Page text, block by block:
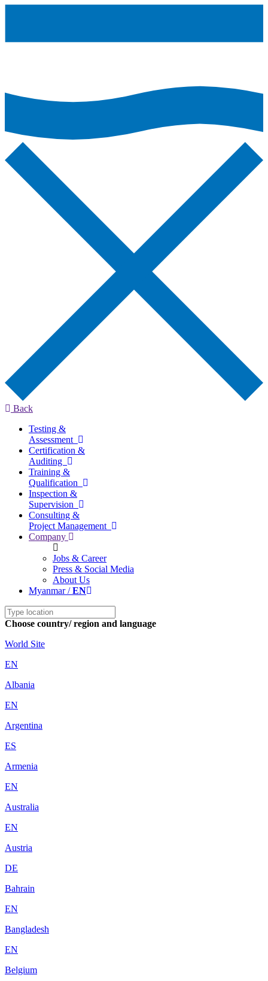
Back
Testing &
Assessment
Certification &
Auditing
Training &
Qualification
Inspection &
Supervision
Consulting &
Project Management
Company
Jobs & Career
Press & Social Media
About Us
Myanmar /EN
Choose country/ region and language
World Site
EN
Albania
EN
Argentina
ES
Armenia
EN
Australia
EN
Austria
DE
Bahrain
EN
Bangladesh
EN
Belgium